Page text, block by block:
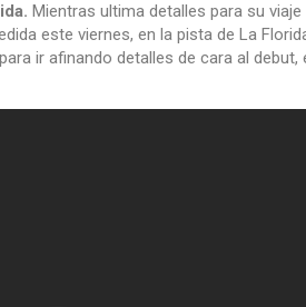
Mientras ultima detalles para su
este viernes, en la pista de La
ir afinando detalles de cara al